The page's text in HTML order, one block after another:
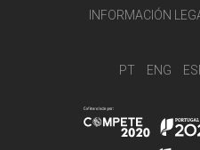
INFORMACIÓN
PT ENG